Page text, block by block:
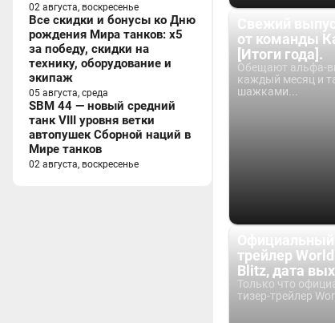
02 августа, воскресенье
Все скидки и бонусы ко Дню
рождения Мира танков: x5
за победу, скидки на
технику, оборудование и
экипаж
05 августа, среда
SBM 44 — новый средний
танк VIII уровня ветки
автопушек Сборной наций в
Мире танков
02 августа, воскресенье
от команды
[Итоги года].
Обещают альфа-
каждый месяц и
шажками...
трейлер
Blitz, дата
Только что
тизер-трейлер